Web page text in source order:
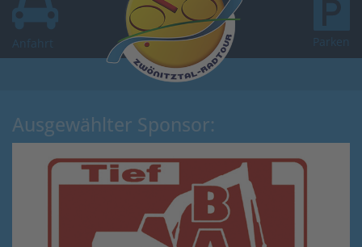
Anfahrt Parken
Ausgewählter Sponsor: